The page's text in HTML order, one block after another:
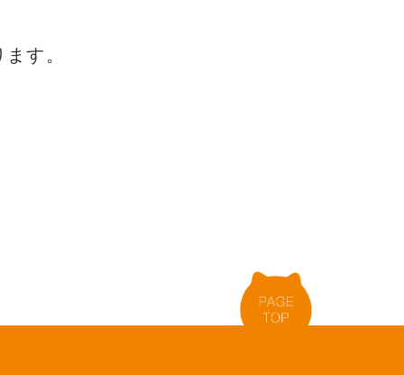
す。